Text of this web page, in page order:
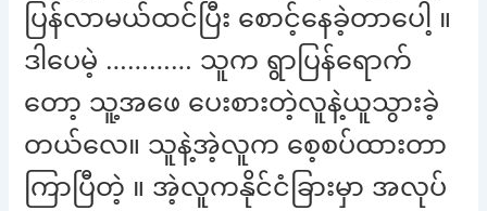
ပြန်လာမယ်ထင်ပြီး စောင့်နေခဲ့တာပေါ့ ။
ဒါပေမဲ့ ………… သူက ရွာပြန်ရောက်
တော့ သူ့အဖေ ပေးစားတဲ့လူနဲ့ယူသွားခဲ့
တယ်လေ။ သူနဲ့အဲ့လူက စေ့စပ်ထားတာ
ကြာပြီတဲ့ ။ အဲ့လူကနိုင်ငံခြားမှာ အလုပ်